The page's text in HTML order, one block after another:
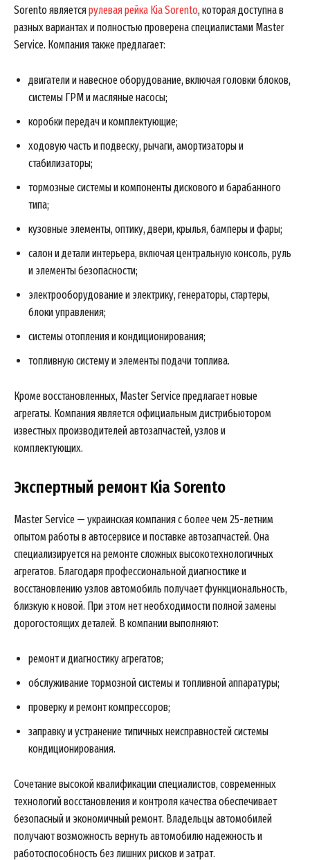
Sorento являетсярулевая рейка Kia Sorento, которая доступна в
разных вариантах и полностью проверена специалистами Master
Service. Компания также предлагает:
двигатели и навесное оборудование, включая головки блоков,
системы ГРМ и масляные насосы;
коробки передач и комплектующие;
ходовую часть и подвеску, рычаги, амортизаторы и
стабилизаторы;
тормозные системы и компоненты дискового и барабанного
типа;
кузовные элементы, оптику, двери, крылья, бамперы и фары;
салон и детали интерьера, включая центральную консоль, руль
и элементы безопасности;
электрооборудование и электрику, генераторы, стартеры,
блоки управления;
системы отопления и кондиционирования;
топливную систему и элементы подачи топлива.
Кроме восстановленных, Master Service предлагает новые
агрегаты. Компания является официальным дистрибьютором
известных производителей автозапчастей, узлов и
комплектующих.
Экспертный ремонт Kia Sorento
Master Service — украинская компания с более чем 25-летним
опытом работы в автосервисе и поставке автозапчастей. Она
специализируется на ремонте сложных высокотехнологичных
агрегатов. Благодаря профессиональной диагностике и
восстановлению узлов автомобиль получает функциональность,
близкую к новой. При этом нет необходимости полной замены
дорогостоящих деталей. В компании выполняют:
ремонт и диагностику агрегатов;
обслуживание тормозной системы и топливной аппаратуры;
проверку и ремонт компрессоров;
заправку и устранение типичных неисправностей системы
кондиционирования.
Сочетание высокой квалификации специалистов, современных
технологий восстановления и контроля качества обеспечивает
безопасный и экономичный ремонт. Владельцы автомобилей
получают возможность вернуть автомобилю надежность и
работоспособность без лишних рисков и затрат.